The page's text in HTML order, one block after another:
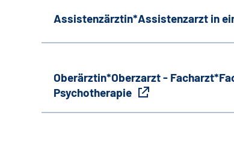
Assistenzärztin*Assistenzarzt in
Oberärztin*Oberzarzt -
Psychotherapie